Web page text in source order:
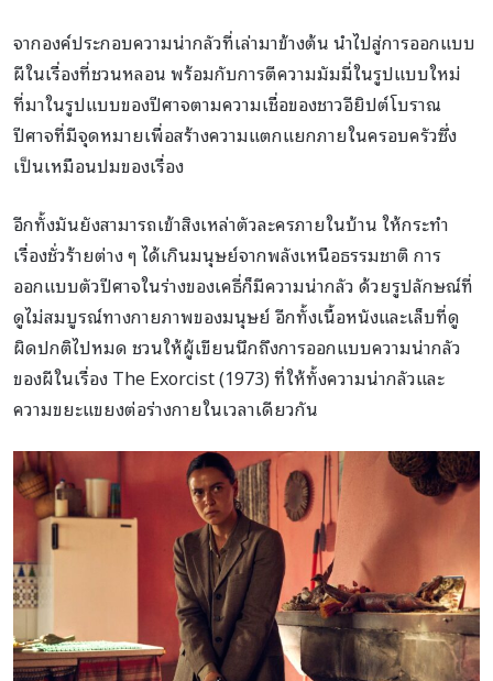
จากองค์ประกอบความน่ากลัวที่เล่ามาข้างต้น นำไปสู่การออกแบบ
ผีในเรื่องที่ชวนหลอน พร้อมกับการตีความมัมมี่ในรูปแบบใหม่
ที่มาในรูปแบบของปีศาจตามความเชื่อของชาวอียิปต์โบราณ
ปีศาจที่มีจุดหมายเพื่อสร้างความแตกแยกภายในครอบครัวซึ่ง
เป็นเหมือนปมของเรื่อง
อีกทั้งมันยังสามารถเข้าสิงเหล่าตัวละครภายในบ้าน ให้กระทำ
เรื่องชั่วร้ายต่าง ๆ ได้เกินมนุษย์จากพลังเหนือธรรมชาติ การ
ออกแบบตัวปีศาจในร่างของเคธี่ก็มีความน่ากลัว ด้วยรูปลักษณ์ที่
ดูไม่สมบูรณ์ทางกายภาพของมนุษย์ อีกทั้งเนื้อหนังและเล็บที่ดู
ผิดปกติไปหมด ชวนให้ผู้เขียนนึกถึงการออกแบบความน่ากลัว
ของผีในเรื่อง The Exorcist (1973) ที่ให้ทั้งความน่ากลัวและ
ความขยะแขยงต่อร่างกายในเวลาเดียวกัน